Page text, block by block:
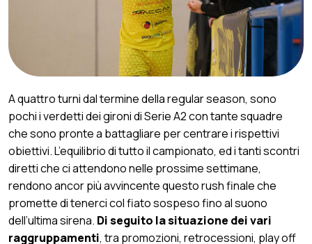
A quattro turni dal termine della regular season, sono
pochi i verdetti dei gironi di Serie A2 con tante squadre
che sono pronte a battagliare per centrare i rispettivi
obiettivi. L’equilibrio di tutto il campionato, ed i tanti scontri
diretti che ci attendono nelle prossime settimane,
rendono ancor più avvincente questo rush finale che
promette di tenerci col fiato sospeso fino al suono
dell’ultima sirena. Di seguito la situazione dei vari
raggruppamenti, tra promozioni, retrocessioni, play off